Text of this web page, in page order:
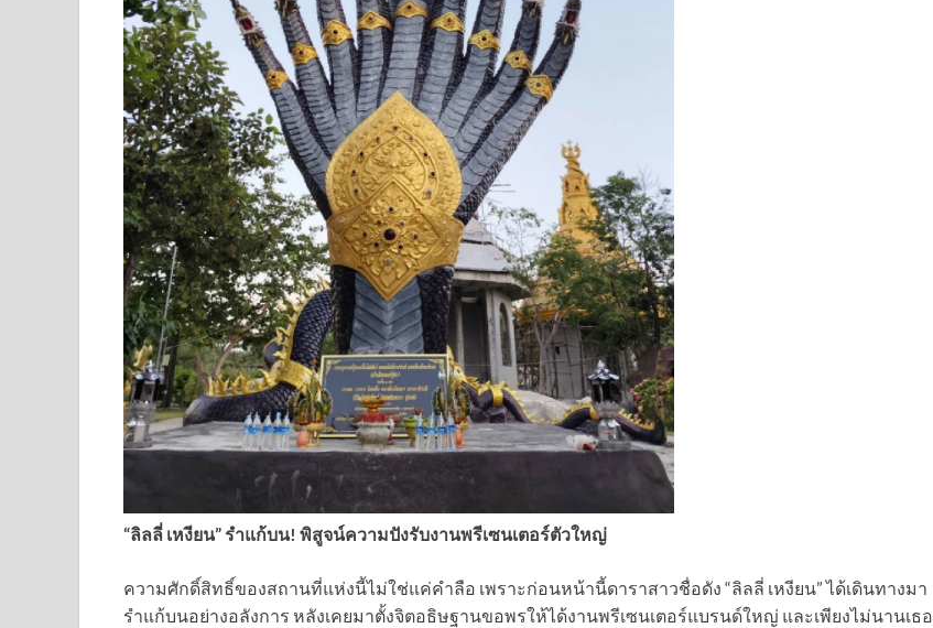
“ลิลลี่ เหงียน” รำแก้บน! พิสูจน์ความปังรับงานพรีเซนเตอร์ตัวใหญ่
ความศักดิ์สิทธิ์ของสถานที่แห่งนี้ไม่ใช่แค่คำลือ เพราะก่อนหน้านี้ดาราสาวชื่อดัง “ลิลลี่ เหงียน” ได้เดินทางมา
รำแก้บนอย่างอลังการ หลังเคยมาตั้งจิตอธิษฐานขอพรให้ได้งานพรีเซนเตอร์แบรนด์ใหญ่ และเพียงไม่นานเธอ